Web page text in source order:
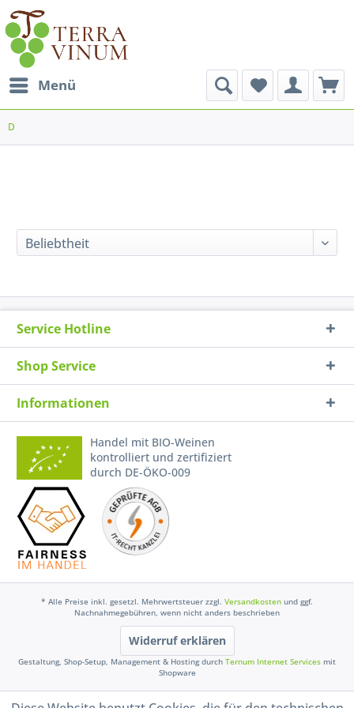
Menü
D
Service Hotline
Shop Service
Informationen
Handel mit BIO-Weinen
kontrolliert und zertifiziert
durch DE-ÖKO-009
* Alle Preise inkl. gesetzl. Mehrwertsteuer zzgl. Versandkosten und ggf.
Nachnahmegebühren, wenn nicht anders beschrieben
Widerruf erklären
Gestaltung, Shop-Setup, Management & Hosting durch Ternum Internet Services mit
Shopware